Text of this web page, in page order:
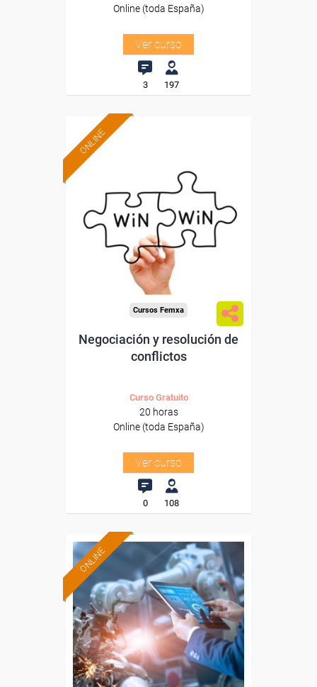
Online (toda España)
Ver curso
3 197
ONLINE
subvencionada.
Para desempleados,
trabajadores y autónomos.
Sector
-Otros Servicios.
Cursos Femxa
Negociación y resolución de
conflictos
Curso Gratuito
20 horas
Online (toda España)
Ver curso
0 108
ONLINE
Formación 100%
subvencionada.
Para desempleados,
trabajadores y autónomos.
Sector
-Metal.